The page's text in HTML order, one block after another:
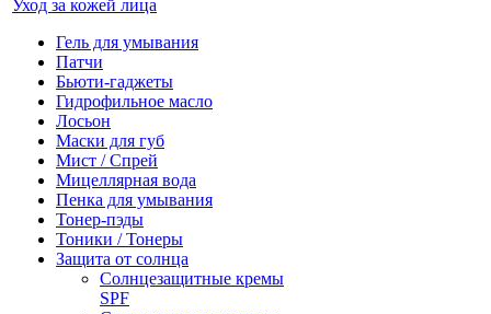
Уход за кожей лица
Гель для умывания
Патчи
Бьюти-гаджеты
Гидрофильное масло
Лосьон
Маски для губ
Мист / Спрей
Мицеллярная вода
Пенка для умывания
Тонер-пэды
Тоники / Тонеры
Защита от солнца
Солнцезащитные кремы
SPF